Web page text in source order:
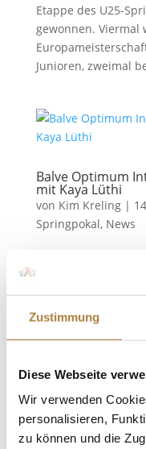
Zustimmung
Diese Webseite
Wir verwenden
personalisieren,
zu können und die
Etappe des U25-
gewonnen. Viermal
Junioren, zweimal
Balve Optimum
mit Kaya Lüthi
von Kim Kreling|
Springpokal, News
Lüthis Sieg-Rezept
Deutscher
Saison, Balve war
jährge Kaya Lüthi